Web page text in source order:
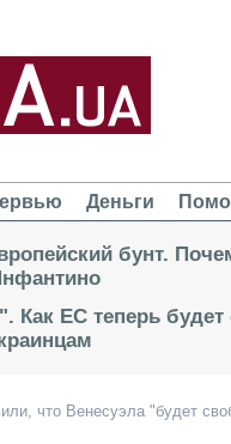
Деньги
бунт.
Как ЕС теперь будет
что Венесуэла "будет